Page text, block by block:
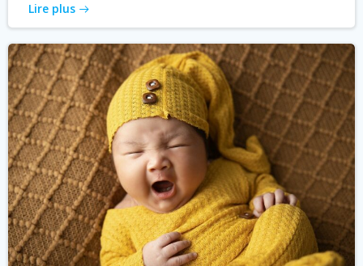
Lire plus